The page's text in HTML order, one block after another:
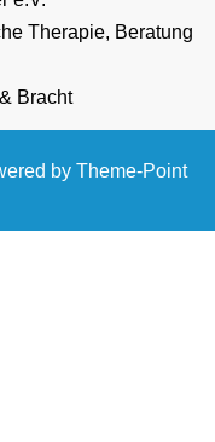
Therapie, Beratung
Bracht
by Theme-Point